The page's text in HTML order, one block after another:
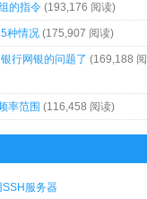
的指令 (193,176 阅读)
种情况 (175,907 阅读)
行网银的问题了 (169,188 阅
率范围 (116,458 阅读)
服务器